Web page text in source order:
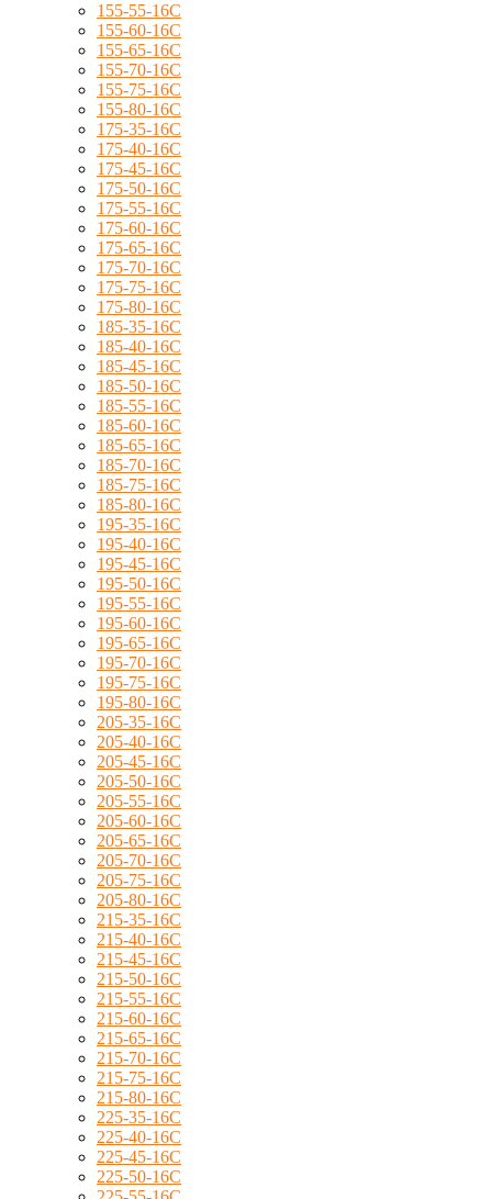
155-55-16C
155-60-16C
155-65-16C
155-70-16C
155-75-16C
155-80-16C
175-35-16C
175-40-16C
175-45-16C
175-50-16C
175-55-16C
175-60-16C
175-65-16C
175-70-16C
175-75-16C
175-80-16C
185-35-16C
185-40-16C
185-45-16C
185-50-16C
185-55-16C
185-60-16C
185-65-16C
185-70-16C
185-75-16C
185-80-16C
195-35-16C
195-40-16C
195-45-16C
195-50-16C
195-55-16C
195-60-16C
195-65-16C
195-70-16C
195-75-16C
195-80-16C
205-35-16C
205-40-16C
205-45-16C
205-50-16C
205-55-16C
205-60-16C
205-65-16C
205-70-16C
205-75-16C
205-80-16C
215-35-16C
215-40-16C
215-45-16C
215-50-16C
215-55-16C
215-60-16C
215-65-16C
215-70-16C
215-75-16C
215-80-16C
225-35-16C
225-40-16C
225-45-16C
225-50-16C